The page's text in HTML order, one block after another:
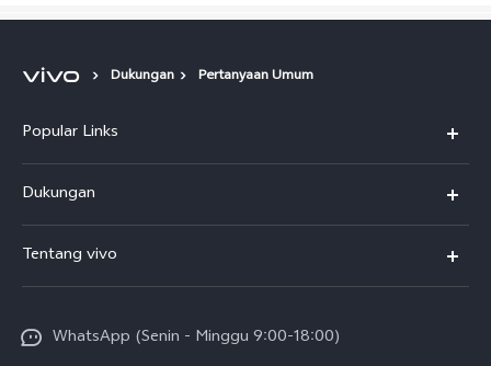
Dukungan Pertanyaan Umum
Popular Links
T5
T5 Pro
V70
Dukungan
Service Center
Funtouch OS
Tentang vivo
SejarahWhatsApp (Senin - Minggu 9:00-18:00)